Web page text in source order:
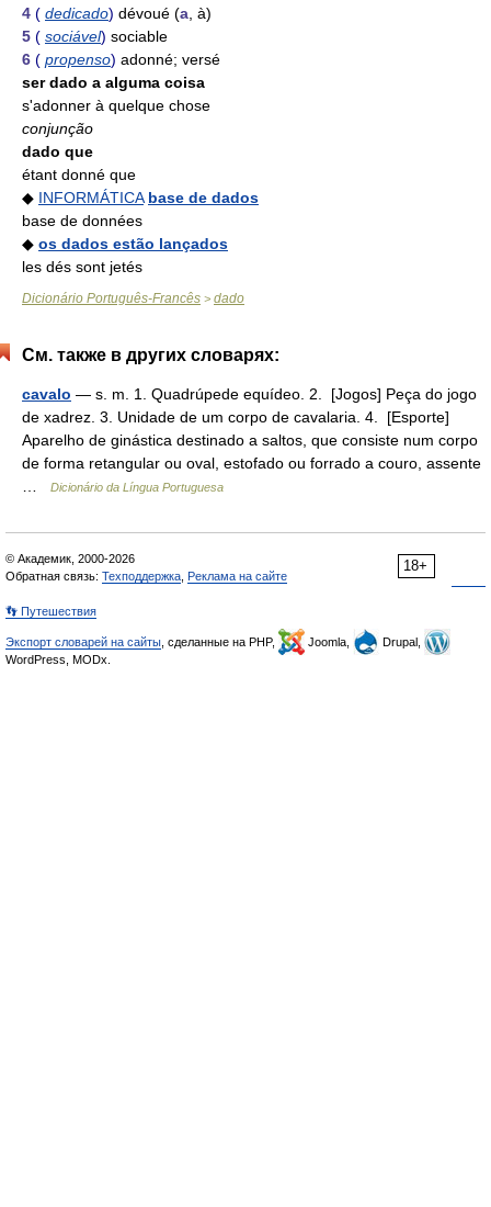
4 ( dedicado) dévoué (a , à)
5 ( sociável) sociable
6 ( propenso) adonné; versé
ser dado a alguma coisa
s'adonner à quelque chose
conjunção
dado que
étant donné que
◆ INFORMÁTICA base de dados
base de données
◆ os dados estão lançados
les dés sont jetés
Dicionário Português-Francês > dado
См. также в других словарях:
cavalo — s. m. 1. Quadrúpede equídeo. 2. [Jogos] Peça do jogo
de xadrez. 3. Unidade de um corpo de cavalaria. 4. [Esporte]
Aparelho de ginástica destinado a saltos, que consiste num corpo
de forma retangular ou oval, estofado ou forrado a couro, assente
Dicionário da Língua Portuguesa
18+
© Академик, 2000-2026
Обратная связь: Техподдержка Реклама на сайте
👣 Путешествия
Экспорт словарей на сайты , сделанные на PHP, Joomla,
Drupal,
WordPress, MODx.